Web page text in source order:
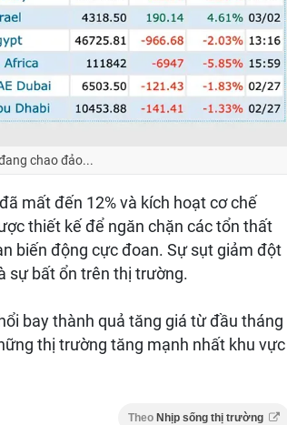
chao đảo...
mất đến 12% và kích hoạt cơ chế
thiết kế để ngăn chặn các tổn thất
biến động cực đoan. Sự sụt giảm đột
sự bất ổn trên thị trường.
bay thành quả tăng giá từ đầu tháng
thị trường tăng mạnh nhất khu vực
Theo Nhịp sống thị trường